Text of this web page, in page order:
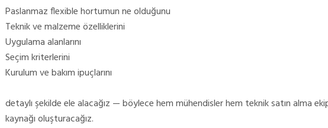
Paslanmaz flexible hortumun ne olduğunu
Teknik ve malzeme özelliklerini
Uygulama alanlarını
Seçim kriterlerini
Kurulum ve bakım ipuçlarını
detaylı şekilde ele alacağız — böylece hem mühendisler hem teknik satın alma
kaynağı oluşturacağız.